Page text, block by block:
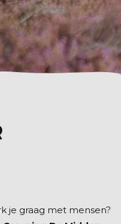
je graag met mensen?